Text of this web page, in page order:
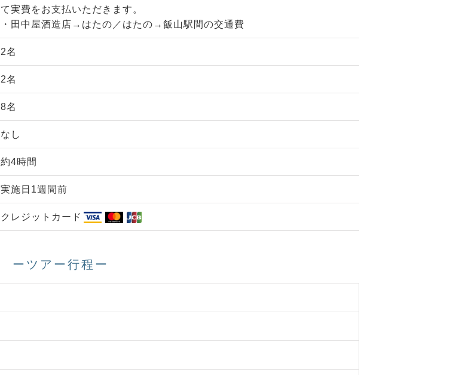
て実費をお支払いただきます。
・田中屋酒造店→はたの／はたの→飯山駅間の交通費
2名
2名
8名
なし
約4時間
実施日1週間前
クレジットカード
ーツアー行程ー